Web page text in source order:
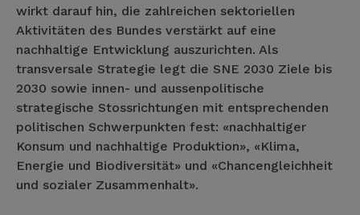
wirkt darauf hin, die zahlreichen sektoriellen
Aktivitäten des Bundes verstärkt auf eine
nachhaltige Entwicklung auszurichten. Als
transversale Strategie legt die SNE 2030 Ziele bis
2030 sowie innen- und aussenpolitische
strategische Stossrichtungen mit entsprechenden
politischen Schwerpunkten fest: «nachhaltiger
Konsum und nachhaltige Produktion», «Klima,
Energie und Biodiversität» und «Chancengleichheit
und sozialer Zusammenhalt».